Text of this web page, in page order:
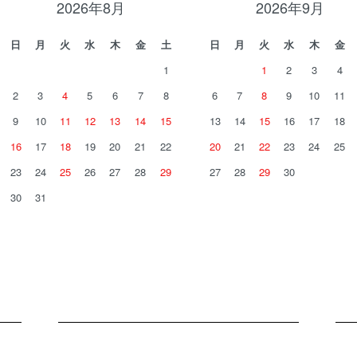
2026年8月
日 月 火 水 木 金
土
1
2
3 4 5 6 7
8
9
10 11 12 13 14
15
16
17 18 19 20 21
22
23
24 25 26 27 28
29
30
31
2026年9月
日 月 火 水 木 金
1
2 3 4
6
7 8 9 10 11
13
14 15 16 17 18
20
21 22 23 24 25
27
28 29 30